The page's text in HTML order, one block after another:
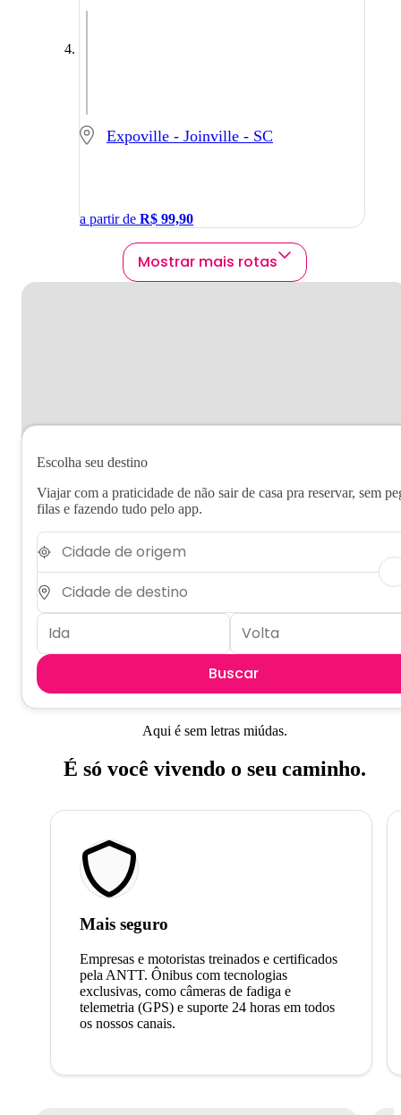
Expoville - Joinville - SC
a partir de R$ 99,90
Mostrar mais rotas
Escolha seu destino
Viajar com a praticidade de não sair de casa pra reservar, sem
filas e fazendo tudo pelo app.
Buscar
Aqui é sem letras miúdas.
É só você vivendo o seu caminho.
Mais seguro
Empresas e motoristas treinados e certificados
pela ANTT. Ônibus com tecnologias
exclusivas, como câmeras de fadiga e
telemetria (GPS) e suporte 24 horas em todos
os nossos canais.